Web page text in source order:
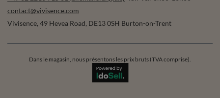
contact@vivisence.com
Vivisence, 49 Hevea Road, DE13 0SH Burton-on-Trent
Dans le magasin, nous présentons les prix bruts (TVA comprise).